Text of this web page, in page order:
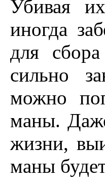
Убивая
иногда
для
сильно
можно
маны.
жизни,
маны